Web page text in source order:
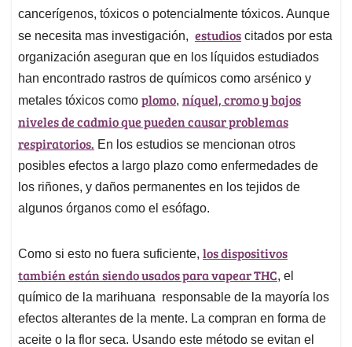
cancerígenos, tóxicos o potencialmente tóxicos. Aunque
se necesita mas investigación, estudios citados por esta
organización aseguran que en los líquidos estudiados
han encontrado rastros de químicos como arsénico y
metales tóxicos como plomo, níquel, cromo y bajos
niveles de cadmio que pueden causar problemas
respiratorios. En los estudios se mencionan otros
posibles efectos a largo plazo como enfermedades de
los riñones, y daños permanentes en los tejidos de
algunos órganos como el esófago.
Como si esto no fuera suficiente, los dispositivos
también están siendo usados para vapear THC, el
químico de la marihuana responsable de la mayoría los
efectos alterantes de la mente. La compran en forma de
aceite o la flor seca. Usando este método se evitan el